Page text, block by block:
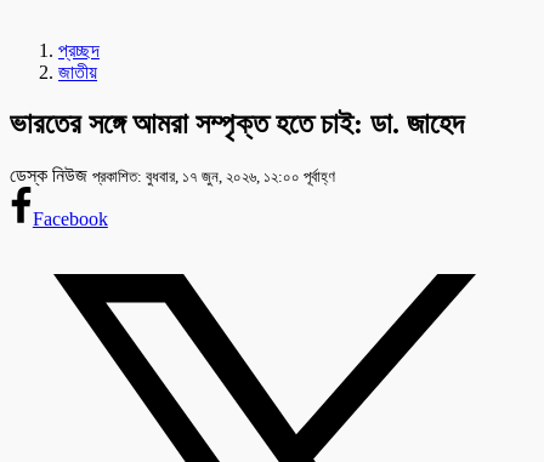
প্রচ্ছদ
জাতীয়
ভারতের সঙ্গে আমরা সম্পৃক্ত হতে চাই: ডা. জাহেদ
ডেস্ক নিউজ প্রকাশিত: বুধবার, ১৭ জুন, ২০২৬, ১২:০০ পূর্বাহ্ণ
Facebook